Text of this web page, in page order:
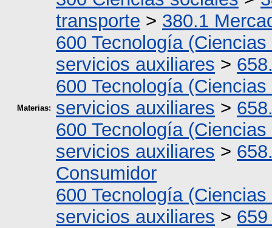
Materias:
transporte > 380.1
600 Tecnología
servicios auxiliares >
600 Tecnología
servicios auxiliares >
600 Tecnología
servicios auxiliares >
Consumidor
600 Tecnología
servicios auxiliares >